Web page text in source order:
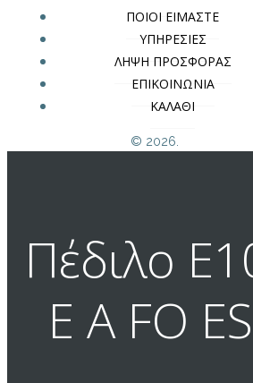
ΠΟΙΟΙ ΕΙΜΑΣΤΕ
ΥΠΗΡΕΣΙΕΣ
ΛΗΨΗ ΠΡΟΣΦΟΡΑΣ
ΕΠΙΚΟΙΝΩΝΙΑ
ΚΑΛΑΘΙ
© 2026.
Πέδιλο
E A FO